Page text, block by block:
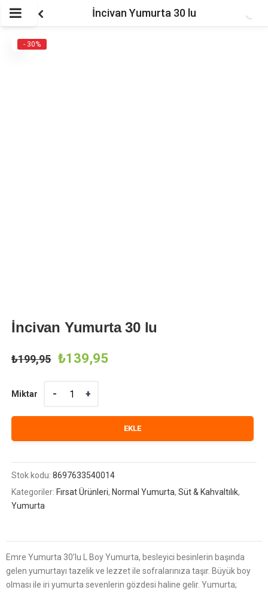
İncivan Yumurta 30 lu
- 30%
İncivan Yumurta 30 lu
₺199,95 Orijinal
fiyat:
₺199,95.
₺139,95
fiyat:
₺139,95.
Miktar
EKLE
Stok kodu:8697633540014
Kategoriler: Fırsat Ürünleri, Normal Yumurta,Süt & Kahvaltılık,
Yumurta
Emre Yumurta 30’lu L Boy Yumurta, besleyici besinlerin başında
gelen yumurtayı tazelik ve lezzet ile sofralarınıza taşır. Büyük boy
olması ile iri yumurta sevenlerin gözdesi haline gelir. Yumurta;